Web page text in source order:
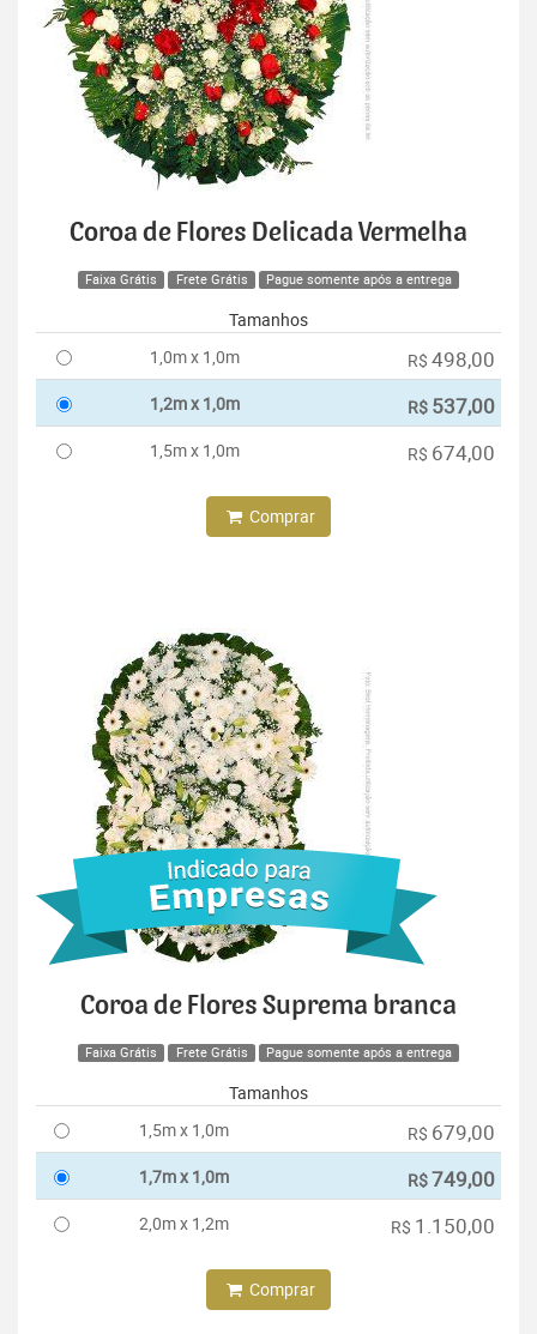
Coroa de Flores Delicada Vermelha
Faixa Grátis Frete Grátis Pague somente após a entrega
Tamanhos
1,0m x 1,0m
R$ 498,00
1,2m x 1,0m R$ 537,00
1,5m x 1,0m R$ 674,00
Comprar
Coroa de Flores Suprema branca
Faixa Grátis Frete Grátis Pague somente após a entrega
Tamanhos
1,5m x 1,0m
R$ 679,00
1,7m x 1,0m R$749,00
2,0m x 1,2m R$ 1.150,00
Comprar